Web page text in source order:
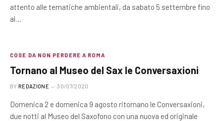
attento alle tematiche ambientali, da sabato 5 settembre fino
al…
COSE DA NON PERDERE A ROMA
Tornano al Museo del Sax le Conversaxioni
BY REDAZIONE 30/07/2020
Domenica 2 e domenica 9 agosto ritornano le Conversaxioni,
due notti al Museo del Saxofono con una nuova ed originale